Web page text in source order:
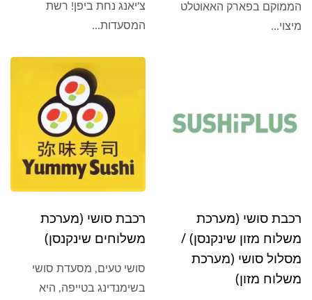
הממוקם בפארק האאוטלט
מיצוי...
צ'יאנג נחת ביפן! רשת
המסעדות...
רכבת סושי (מערכת
משלוח מזון שינקנסן) /
מסלול סושי (מערכת
משלוח מזון)
רכבת סושי (מערכת
משלוחים שינקנסן)
סושי טעים, מסעדת סושי
בשימנדינג בטייפה, היא